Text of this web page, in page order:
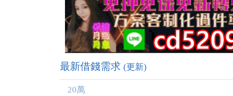
最新借錢需求 (更新)
20萬